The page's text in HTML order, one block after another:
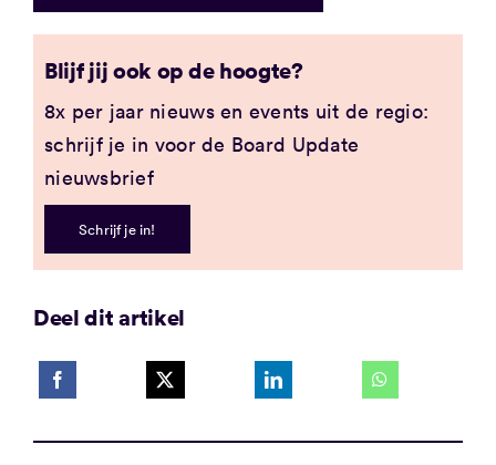
Blijf jij ook op de hoogte?
8x per jaar nieuws en events uit de regio:
schrijf je in voor de Board Update
nieuwsbrief
Schrijf je in!
Deel dit artikel